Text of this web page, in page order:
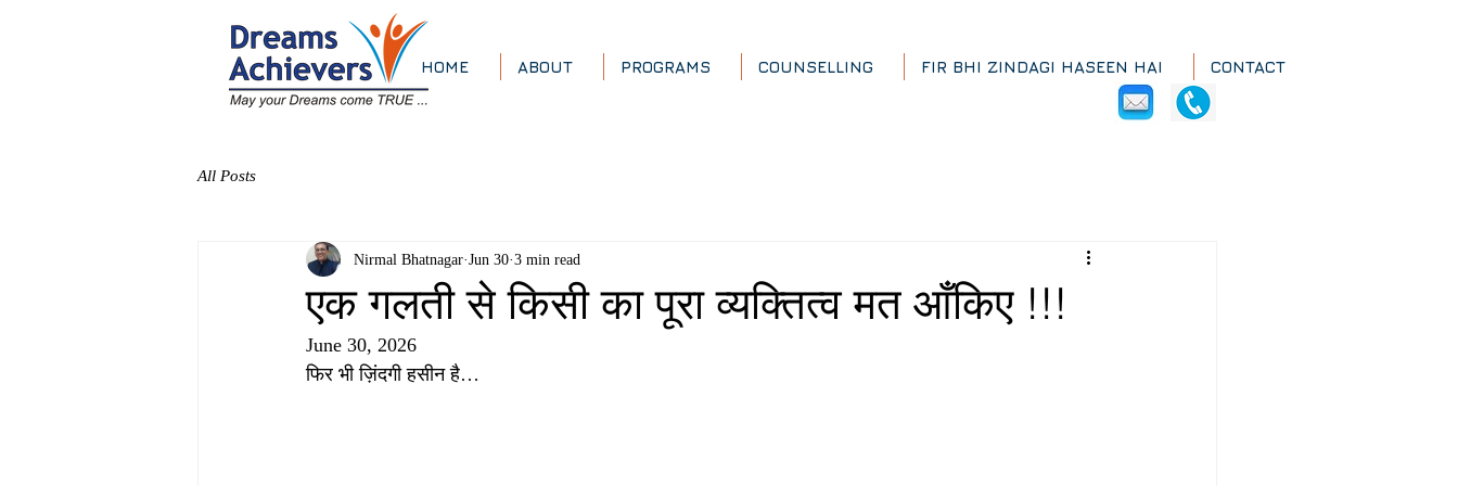
HOME ABOUT PROGRAMS COUNSELLING FIR BHI ZINDAGI HASEEN HAI CONTACT
All Posts
एक गलती से किसी का पूरा व्यक्तित्व मत आँकिए !!!
Nirmal Bhatnagar Jun 30 3 min read
June 30, 2026
फिर भी ज़िंदगी हसीन है…